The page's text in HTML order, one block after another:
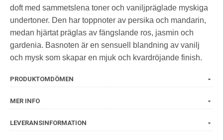
doft med sammetslena toner och vaniljpräglade myskiga
undertoner. Den har toppnoter av persika och mandarin,
medan hjärtat präglas av fängslande ros, jasmin och
gardenia. Basnoten är en sensuell blandning av vanilj
och mysk som skapar en mjuk och kvardröjande finish.
PRODUKTOMDÖMEN
MER INFO
LEVERANSINFORMATION